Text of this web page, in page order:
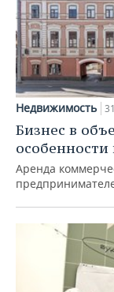
Недвижимость
Бизнес в
Аренда